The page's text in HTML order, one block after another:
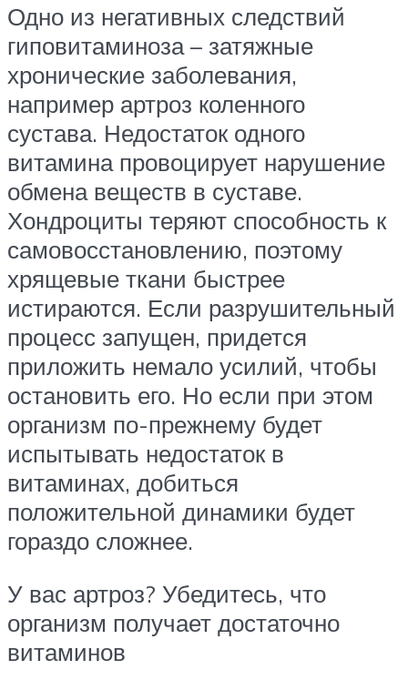
Одно из негативных следствий
гиповитаминоза – затяжные
хронические заболевания,
например артроз коленного
сустава. Недостаток одного
витамина провоцирует нарушение
обмена веществ в суставе.
Хондроциты теряют способность к
самовосстановлению, поэтому
хрящевые ткани быстрее
истираются. Если разрушительный
процесс запущен, придется
приложить немало усилий, чтобы
остановить его. Но если при этом
организм по-прежнему будет
испытывать недостаток в
витаминах, добиться
положительной динамики будет
гораздо сложнее.
У вас артроз? Убедитесь, что
организм получает достаточно
витаминов